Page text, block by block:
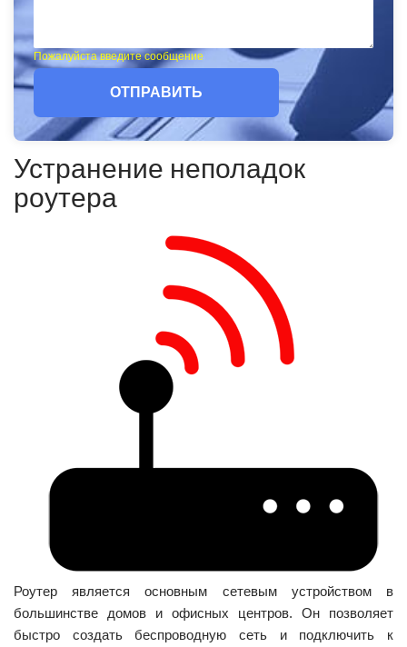
Пожалуйста введите сообщение
ОТПРАВИТЬ
Устранение неполадок
роутера
Роутер является основным сетевым устройством в
большинстве домов и офисных центров. Он позволяет
быстро создать беспроводную сеть и подключить к